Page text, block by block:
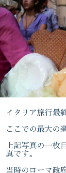
イタリア旅行最
ここでの最大の
上記写真の一枚
真です。
当時のローマ政